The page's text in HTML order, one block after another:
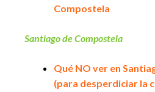
Compostela
Santiago de Compostela
Qué NO ver en
(para desperdiciar la